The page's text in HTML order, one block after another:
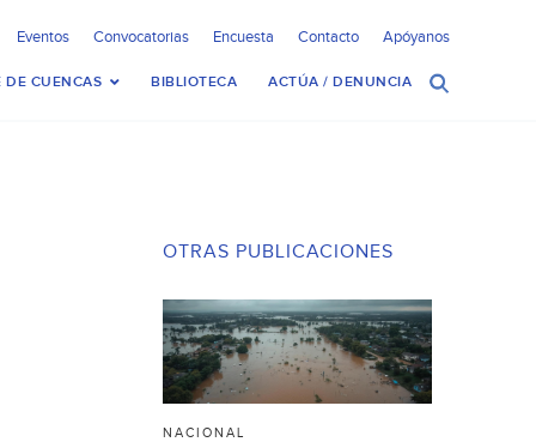
Eventos Convocatorias Encuesta Contacto Apóyanos
DE CUENCAS BIBLIOTECA ACTÚA / DENUNCIA
OTRAS PUBLICACIONES
NACIONAL